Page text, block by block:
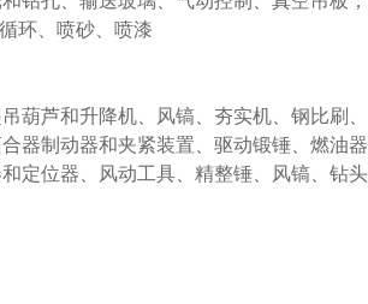
环、喷砂、喷漆
葫芦和升降机、风镐、夯实机、钢比刷
器制动器和夹紧装置、驱动锻锤、燃油器
定位器、风动工具、精整锤、风镐、钻